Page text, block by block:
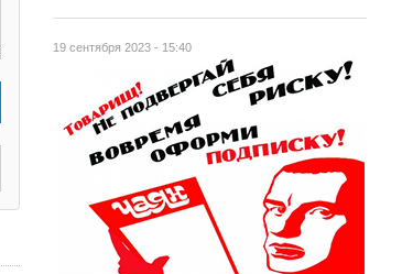
19 сентября 2023 - 15:40